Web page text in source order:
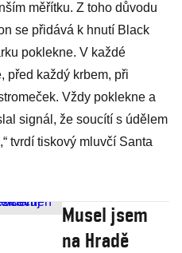
měřítku. Z toho důvodu
se přidává k hnutí Black
poklekne. V každé
před každý krbem, při
Vždy poklekne a
signál, že soucítí s údělem
tvrdí tiskový mluvčí Santa
Musel jsem
na Hradě